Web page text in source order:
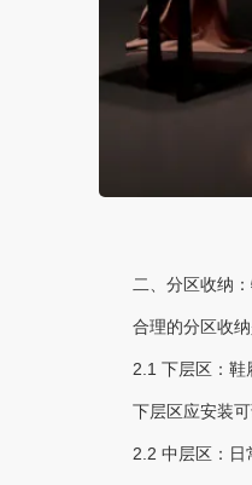
二、分区收纳
合理的分区收
2.1 下层区：鞋
下层区应安装
2.2 中层区：日